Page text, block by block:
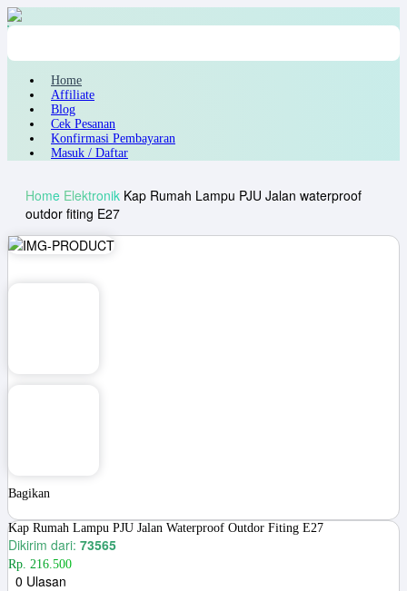
Home
Affiliate
Blog
Cek Pesanan
Konfirmasi Pembayaran
Masuk / Daftar
Home Elektronik Kap Rumah Lampu PJU Jalan waterproof
outdor fiting E27
Bagikan
Kap Rumah Lampu PJU Jalan Waterproof Outdor Fiting E27
Dikirim dari: 73565
Rp. 216.500
0 Ulasan